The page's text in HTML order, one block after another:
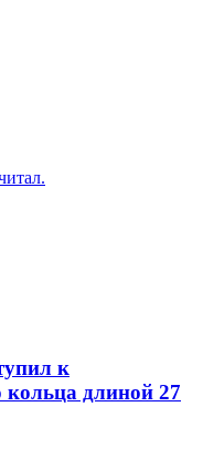
к
кольца длиной 27